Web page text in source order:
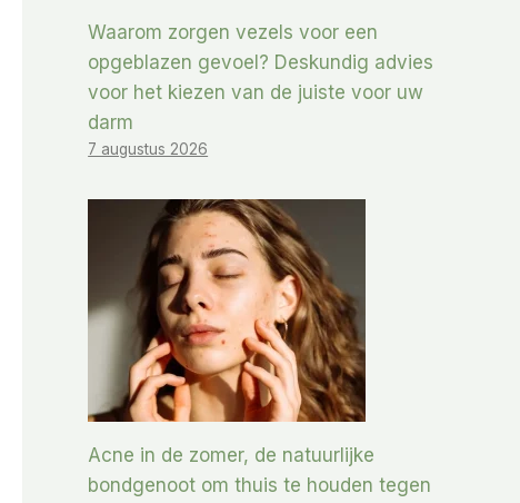
Waarom zorgen vezels voor een
opgeblazen gevoel? Deskundig advies
voor het kiezen van de juiste voor uw
darm
7 augustus 2026
Acne in de zomer, de natuurlijke
bondgenoot om thuis te houden tegen